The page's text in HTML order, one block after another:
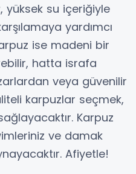
yüksek su içeriğiyle
yardımcı
ise madeni bir
hatta israfa
veya güvenilir
karpuzlar seçmek,
Karpuz
ve damak
Afiyetle!